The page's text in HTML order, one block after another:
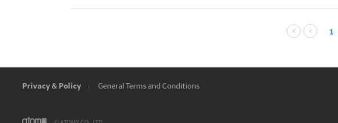
1
Privacy & Policy General Terms and Conditions